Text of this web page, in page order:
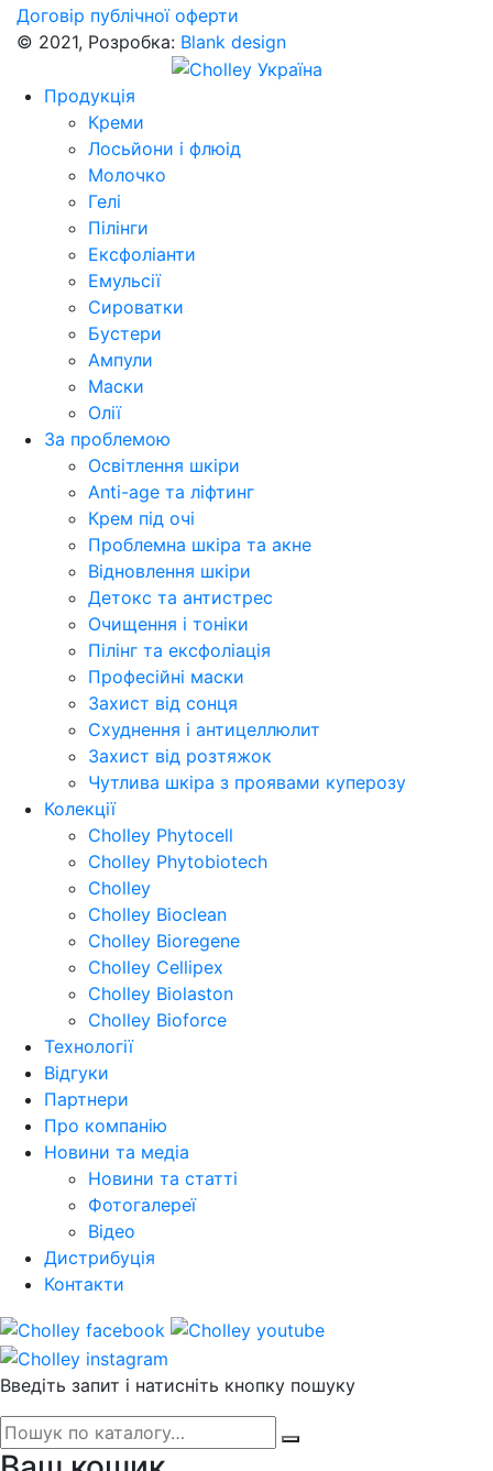
Договір публічної оферти
© 2021, Розробка: Blank design
Продукція
Креми
Лосьйони і флюід
Молочко
Гелі
Пілінги
Ексфоліанти
Емульсії
Сироватки
Бустери
Ампули
Маски
Олії
За проблемою
Освітлення шкіри
Anti-age та ліфтинг
Крем під очі
Проблемна шкіра та акне
Відновлення шкіри
Детокс та антистрес
Очищення і тоніки
Пілінг та ексфоліація
Професійні маски
Захист від сонця
Схуднення і антицеллюлит
Захист від розтяжок
Чутлива шкіра з проявами куперозу
Колекції
Cholley Phytocell
Cholley Phytobiotech
Cholley
Cholley Bioclean
Cholley Bioregene
Cholley Cellipex
Cholley Biolaston
Cholley Bioforce
Технології
Відгуки
Партнери
Про компанію
Новини та медіа
Новини та статті
Фотогалереї
Відео
Дистрибуція
Контакти
Введіть запит і натисніть кнопку пошуку